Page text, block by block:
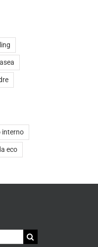
interno
eco